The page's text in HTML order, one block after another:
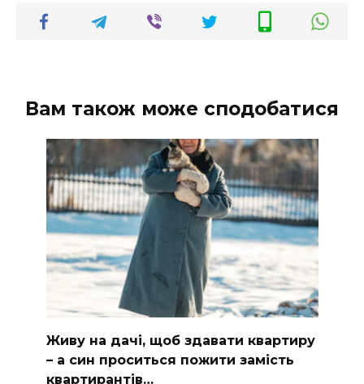
Вам також може сподобатися
Живу на дачі, щоб здавати квартиру
– а син проситься пожити замість
квартирантів…